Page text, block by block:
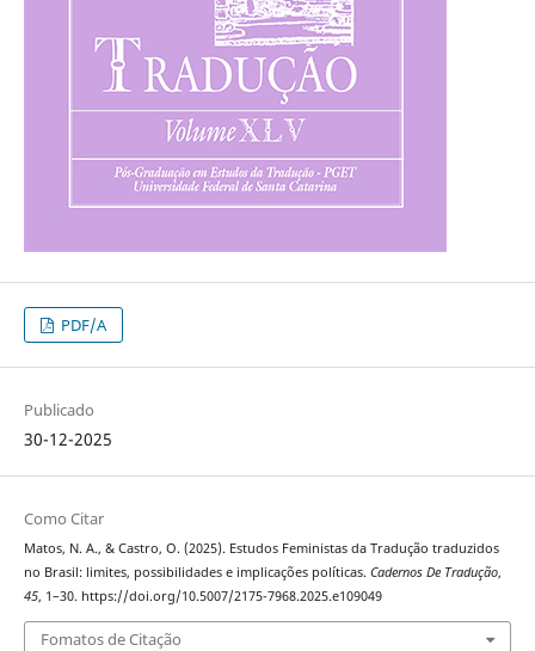
PDF/A
Publicado
30-12-2025
Como Citar
Matos, N. A., & Castro, O. (2025). Estudos Feministas da Tradução traduzidos
no Brasil: limites, possibilidades e implicações políticas. Cadernos De Tradução,
45, 1–30. https://doi.org/10.5007/2175-7968.2025.e109049
Fomatos de Citação